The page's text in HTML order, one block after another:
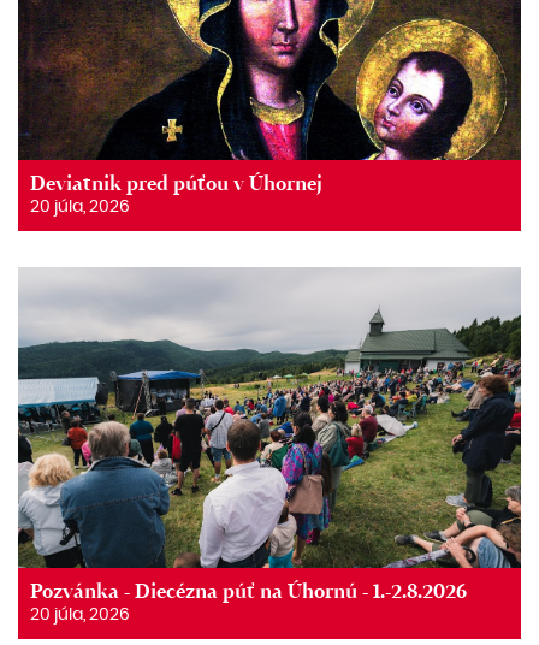
Deviatnik pred púťou v Úhornej
20 júla, 2026
Pozvánka - Diecézna púť na Úhornú - 1.-2.8.2026
20 júla, 2026